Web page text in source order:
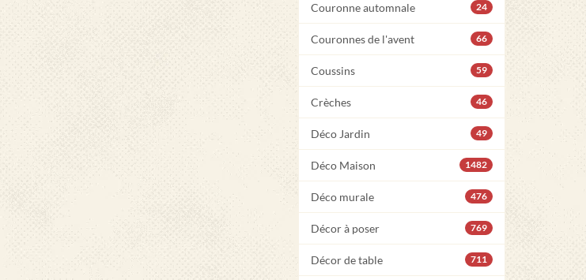
Couronne automnale 24
Couronnes de l'avent 66
Coussins 59
Crèches 46
Déco Jardin 49
Déco Maison 1482
Déco murale 476
Décor à poser 769
Décor de table 711